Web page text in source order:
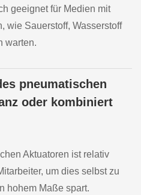
geeignet für Medien mit
wie Sauerstoff, Wasserstoff
warten.
pneumatischen
oder kombiniert
Aktuatoren ist relativ
um dies selbst zu
hohem Maße spart.